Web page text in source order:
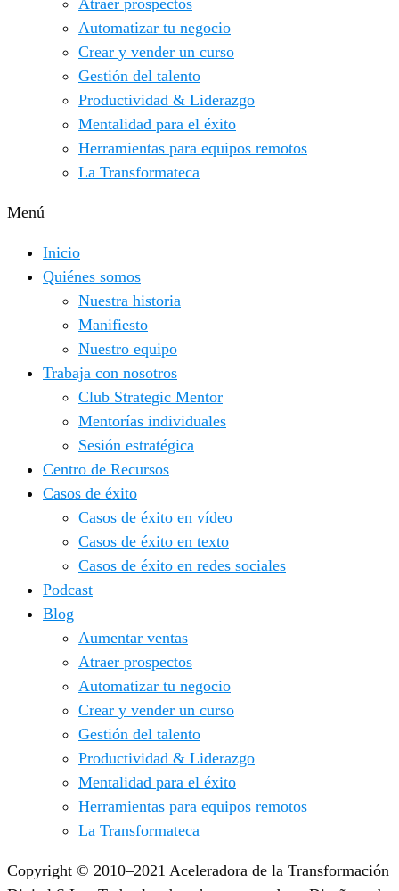
Automatizar tu negocio
Crear y vender un curso
Gestión del talento
Productividad & Liderazgo
Mentalidad para el éxito
Herramientas para equipos remotos
La Transformateca
Menú
Inicio
Quiénes somos
Nuestra historia
Manifiesto
Nuestro equipo
Trabaja con nosotros
Club Strategic Mentor
Mentorías individuales
Sesión estratégica
Centro de Recursos
Casos de éxito
Casos de éxito en vídeo
Casos de éxito en texto
Casos de éxito en redes sociales
Podcast
Blog
Aumentar ventas
Atraer prospectos
Automatizar tu negocio
Crear y vender un curso
Gestión del talento
Productividad & Liderazgo
Mentalidad para el éxito
Herramientas para equipos remotos
La Transformateca
Copyright © 2010–2021 Aceleradora de la Transformación